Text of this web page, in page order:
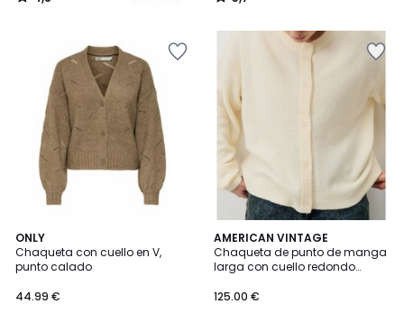
/
/
ONLY
Chaqueta con cuello en V,
punto calado
44.99 €
4,1
/ 5
2
Colores
AMERICAN VINTAGE
Chaqueta de punto de manga
larga con cuello redondo
125.00 €
2
/
5